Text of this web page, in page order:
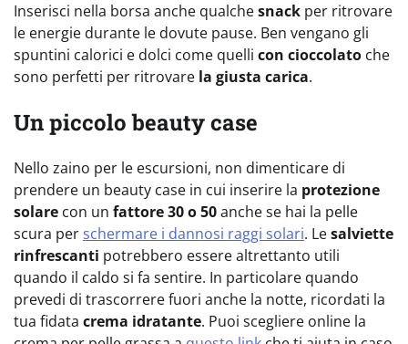
Inserisci nella borsa anche qualchesnack per ritrovare
le energie durante le dovute pause. Ben vengano gli
spuntini calorici e dolci come quelli con cioccolato che
sono perfetti per ritrovare la giusta carica.
Un piccolo beauty case
Nello zaino per le escursioni, non dimenticare di
prendere un beauty case in cui inserire la protezione
solare con un fattore 30 o 50anche se hai la pelle
scura perschermare i dannosi raggi solari. Lesalviette
rinfrescanti potrebbero essere altrettanto utili
quando il caldo si fa sentire. In particolare quando
prevedi di trascorrere fuori anche la notte, ricordati la
tua fidata crema idratante. Puoi scegliere online la